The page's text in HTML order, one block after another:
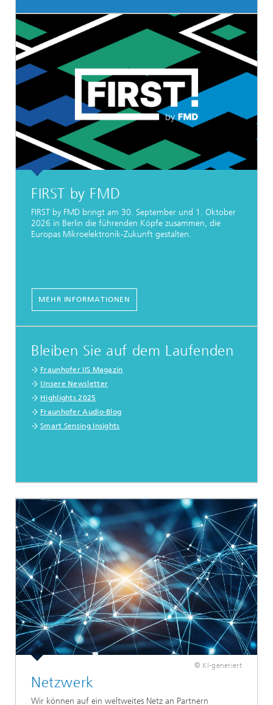
FIRST by FMD
FIRST by FMD bringt am 30. September und 1. Oktober
2026 in Berlin die führenden Köpfe zusammen, die
Europas Mikroelektronik-Zukunft gestalten.
MEHR INFORMATIONEN
Bleiben Sie auf dem Laufenden
Fraunhofer IIS Magazin
Unsere Newsletter
Highlights 2025
Fraunhofer Audio-Blog
Smart Sensing Insights
© KI-generiert
Netzwerk
Wir können auf ein weltweites Netz an Partnern